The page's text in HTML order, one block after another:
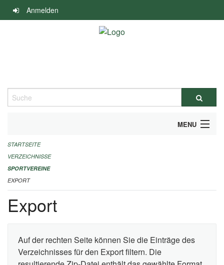
Navigation
überspringen
Anmelden
Suche
MENU
ALLGEMEINE INFORMATIONEN
FINANZIELLE UNTERSTÜTZUNG BENÖTIGT?
KONTAKT
STARTSEITE
VERZEICHNISSE
SPORTVEREINE
EXPORT
Export
Auf der rechten Seite können Sie die Einträge des
Verzeichnisses für den Export filtern. Die